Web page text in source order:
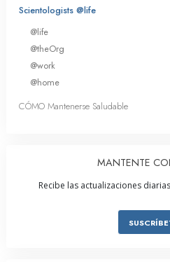
Scientologists @life
@life
@theOrg
@work
@home
CÓMO Mantenerse Saludable
MANTENTE
Recibe las actualizaciones